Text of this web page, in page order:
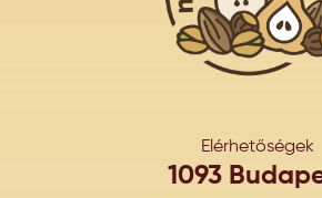
Elérhetőségek
1093